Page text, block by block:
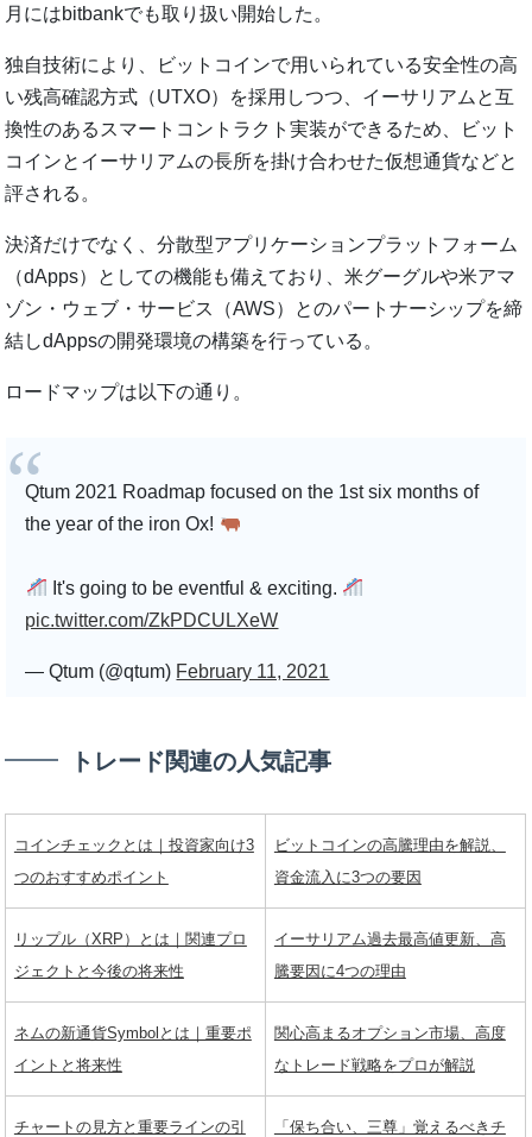
月にはbitbankでも取り扱い開始した。
独自技術により、ビットコインで用いられている安全性の高
い残高確認方式（UTXO）を採用しつつ、イーサリアムと互
換性のあるスマートコントラクト実装ができるため、ビット
コインとイーサリアムの長所を掛け合わせた仮想通貨などと
評される。
決済だけでなく、分散型アプリケーションプラットフォーム
（dApps）としての機能も備えており、米グーグルや米アマ
ゾン・ウェブ・サービス（AWS）とのパートナーシップを締
結しdAppsの開発環境の構築を行っている。
ロードマップは以下の通り。
Qtum 2021 Roadmap focused on the 1st six months of
the year of the iron Ox!
It's going to be eventful & exciting.
pic.twitter.com/ZkPDCULXeW
— Qtum (@qtum) February 11, 2021
トレード関連の人気記事
コインチェックとは｜投資家向け3
つのおすすめポイント
ビットコインの高騰理由を解説、
資金流入に3つの要因
リップル（XRP）とは｜関連プロ
ジェクトと今後の将来性
イーサリアム過去最高値更新、高
騰要因に4つの理由
ネムの新通貨Symbolとは｜重要ポ
イントと将来性
関心高まるオプション市場、高度
なトレード戦略をプロが解説
チャートの見方と重要ラインの引
「保ち合い、三尊」覚えるべきチ